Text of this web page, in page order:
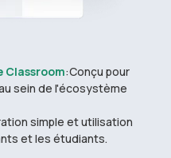
Classroom:Conçu pour
sein de l'écosystème
simple et utilisation
et les étudiants.